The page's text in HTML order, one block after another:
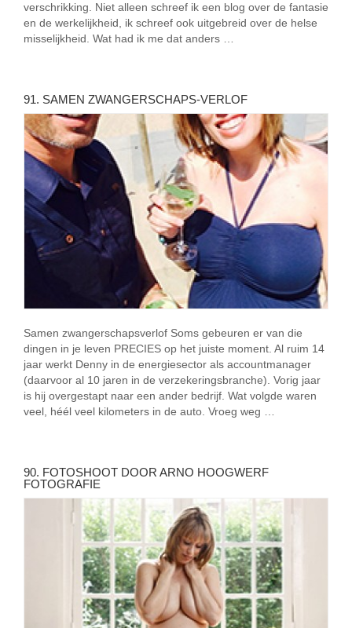
verschrikking. Niet alleen schreef ik een blog over de fantasie
en de werkelijkheid, ik schreef ook uitgebreid over de helse
misselijkheid. Wat had ik me dat anders …
91. SAMEN ZWANGERSCHAPS-VERLOF
Samen zwangerschapsverlof Soms gebeuren er van die
dingen in je leven PRECIES op het juiste moment. Al ruim 14
jaar werkt Denny in de energiesector als accountmanager
(daarvoor al 10 jaren in de verzekeringsbranche). Vorig jaar
is hij overgestapt naar een ander bedrijf. Wat volgde waren
veel, héél veel kilometers in de auto. Vroeg weg …
90. FOTOSHOOT DOOR ARNO HOOGWERF
FOTOGRAFIE